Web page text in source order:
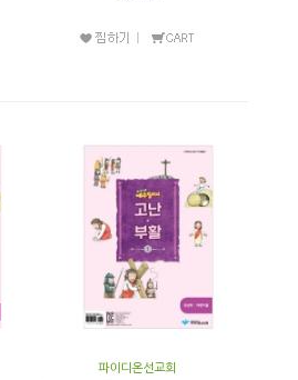
파이디온선교회